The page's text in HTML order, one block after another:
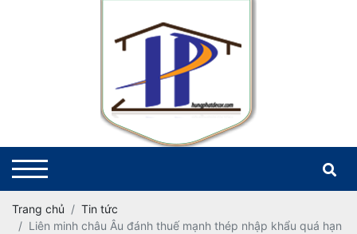
Trang chủ
Tin tức
Liên minh châu Âu đánh thuế mạnh thép nhập khẩu quá hạn